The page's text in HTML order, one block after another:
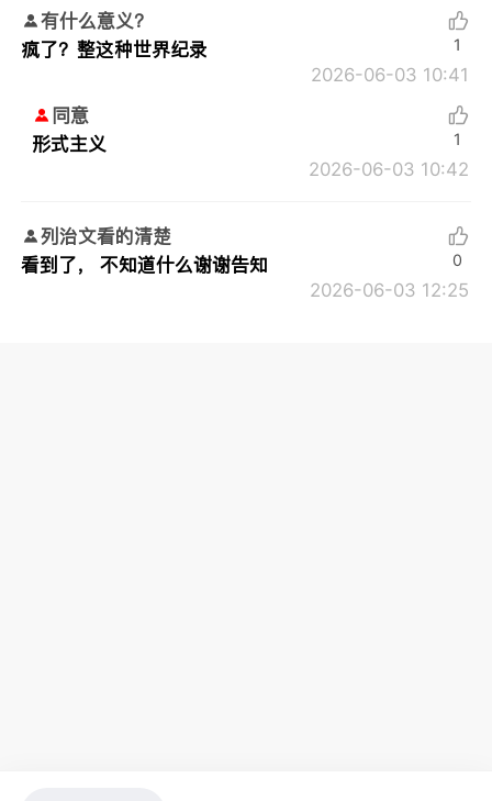
有什么意义？
疯了？整这种世界纪录
2026-06-03 10:41
1
同意
形式主义
2026-06-03 10:42
1
列治文看的清楚
看到了， 不知道什么谢谢告知
2026-06-03 12:25
0